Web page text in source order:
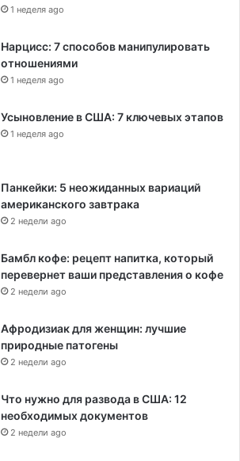
1 неделя ago
Нарцисс: 7 способов манипулировать
отношениями
1 неделя ago
Усыновление в США: 7 ключевых этапов
1 неделя ago
Панкейки: 5 неожиданных вариаций
американского завтрака
2 недели ago
Бамбл кофе: рецепт напитка, который
перевернет ваши представления о кофе
2 недели ago
Афродизиак для женщин: лучшие
природные патогены
2 недели ago
Что нужно для развода в США: 12
необходимых документов
2 недели ago